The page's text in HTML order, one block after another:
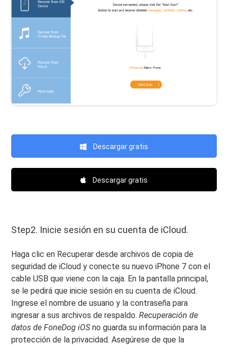
Descargar gratis
Descargar gratis
Step2. Inicie sesión en su cuenta de iCloud.
Haga clic en Recuperar desde archivos de copia de
seguridad de iCloud y conecte su nuevo iPhone 7 con el
cable USB que viene con la caja. En la pantalla principal,
se le pedirá que inicie sesión en su cuenta de iCloud.
Ingrese el nombre de usuario y la contraseña para
ingresar a sus archivos de respaldo.Recuperación de
datos de FoneDog iOSno guarda su información para la
protección de la privacidad. Asegúrese de que la